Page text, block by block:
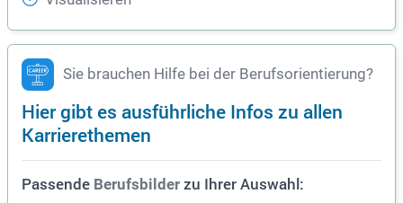
Sie brauchen Hilfe bei der Berufsorientierung?
Hier gibt es ausführliche Infos zu allen
Karrierethemen
Passende Berufsbilder zu Ihrer Auswahl: